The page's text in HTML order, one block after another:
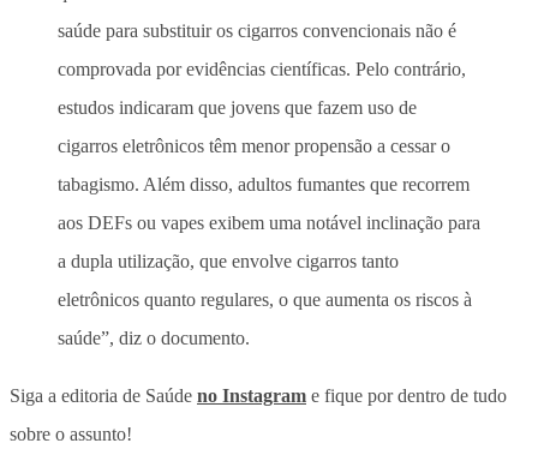
saúde para substituir os cigarros convencionais não é
comprovada por evidências científicas. Pelo contrário,
estudos indicaram que jovens que fazem uso de
cigarros eletrônicos têm menor propensão a cessar o
tabagismo. Além disso, adultos fumantes que recorrem
aos DEFs ou vapes exibem uma notável inclinação para
a dupla utilização, que envolve cigarros tanto
eletrônicos quanto regulares, o que aumenta os riscos à
saúde”, diz o documento.
Siga a editoria de Saúde no Instagram e fique por dentro de tudo
sobre o assunto!